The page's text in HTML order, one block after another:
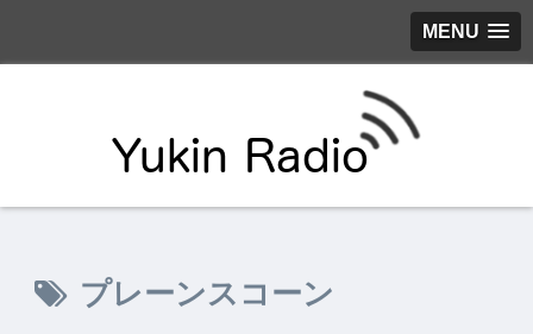
MENU
プレーンスコーン